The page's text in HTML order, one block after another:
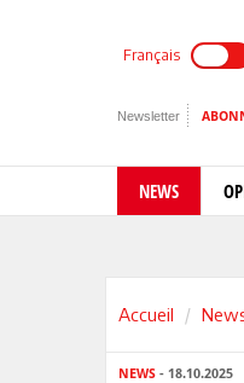
Français
Newsletter
NEWS
Accueil
NEWS - 18.10.2025